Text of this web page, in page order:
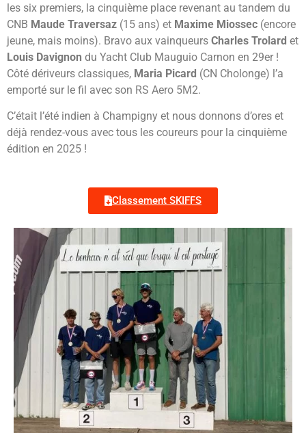
les six premiers, la cinquième place revenant au tandem du
CNB Maude Traversaz (15 ans) et Maxime Miossec (encore
jeune, mais moins). Bravo aux vainqueurs Charles Trolard et
Louis Davignon du Yacht Club Mauguio Carnon en 29er !
Côté dériveurs classiques, Maria Picard (CN Cholonge) l’a
emporté sur le fil avec son RS Aero 5M2.
C’était l’été indien à Champigny et nous donnons d’ores et
déjà rendez-vous avec tous les coureurs pour la cinquième
édition en 2025 !
Classement SKIFFS